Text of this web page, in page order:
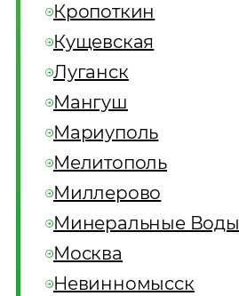
Кропоткин
Кущевская
Луганск
Мангуш
Мариуполь
Мелитополь
Миллерово
Минеральные Воды
Москва
Невинномысск